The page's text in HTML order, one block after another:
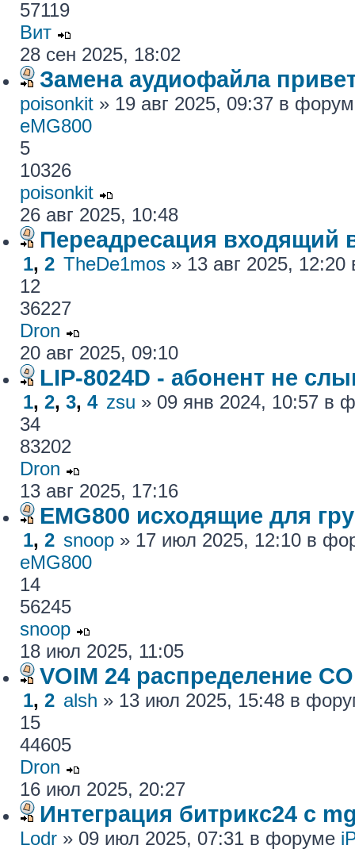
57119
Вит
28 сен 2025, 18:02
Замена аудиофайла
poisonkit » 19 авг 2025, 09:37 в
eMG800
5
10326
poisonkit
26 авг 2025, 10:48
Переадресация входящий
1, 2 TheDe1mos » 13 авг 2025,
12
36227
Dron
20 авг 2025, 09:10
LIP-8024D - абонент не
1, 2, 3, 4 zsu » 09 янв 2024, 10:57 в
34
83202
Dron
13 авг 2025, 17:16
EMG800 исходящие для
1, 2 snoop » 17 июл 2025, 12:10 в
eMG800
14
56245
snoop
18 июл 2025, 11:05
VOIM 24 распределение CO
1, 2 alsh » 13 июл 2025, 15:48 в
15
44605
Dron
16 июл 2025, 20:27
Интеграция битрикс24 с
Lodr » 09 июл 2025, 07:31 в форуме